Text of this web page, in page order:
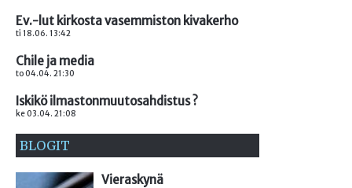
Ev.-lut kirkosta vasemmiston kivakerho
ti 18.06. 13:42
Chile ja media
to 04.04. 21:30
Iskikö ilmastonmuutosahdistus ?
ke 03.04. 21:08
BLOGIT
Vieraskynä